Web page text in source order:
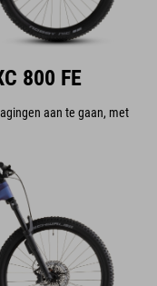
800 FE
aan te gaan, met